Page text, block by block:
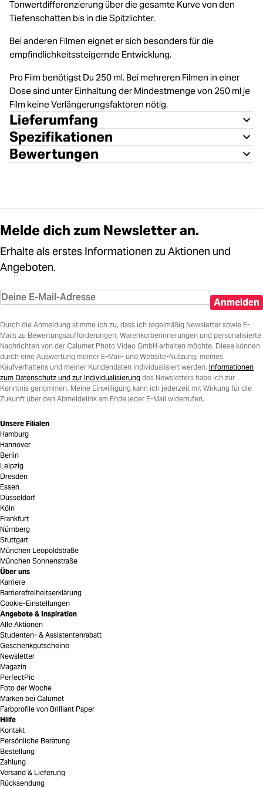
Tonwertdifferenzierung über die gesamte Kurve von den
Tiefenschatten bis in die Spitzlichter.
Bei anderen Filmen eignet er sich besonders für die
empfindlichkeitssteigernde Entwicklung.
Pro Film benötigst Du 250 ml. Bei mehreren Filmen in einer
Dose sind unter Einhaltung der Mindestmenge von 250 ml je
Film keine Verlängerungsfaktoren nötig.
Lieferumfang
Spezifikationen
Bewertungen
Melde dich zum Newsletter an.
Erhalte als erstes Informationen zu Aktionen und
Angeboten.
Anmelden
Durch die Anmeldung stimme ich zu, dass ich regelmäßig Newsletter sowie E-
Mails zu Bewertungsaufforderungen, Warenkorberinnerungen und personalisierte
Nachrichten von der Calumet Photo Video GmbH erhalten möchte. Diese können
durch eine Auswertung meiner E-Mail- und Website-Nutzung, meines
Kaufverhaltens und meiner Kundendaten individualisiert werden. Informationen
zum Datenschutz und zur Individualisierung des Newsletters habe ich zur
Kenntnis genommen. Meine Einwilligung kann ich jederzeit mit Wirkung für die
Zukunft über den Abmeldelink am Ende jeder E-Mail widerrufen.
Unsere Filialen
Hamburg
Hannover
Berlin
Leipzig
Dresden
Essen
Düsseldorf
Köln
Frankfurt
Nürnberg
Stuttgart
München Leopoldstraße
München Sonnenstraße
Über uns
Karriere
Barrierefreiheitserklärung
Cookie-Einstellungen
Angebote & Inspiration
Alle Aktionen
Studenten- & Assistentenrabatt
Geschenkgutscheine
Newsletter
Magazin
PerfectPic
Foto der Woche
Marken bei Calumet
Farbprofile von Brilliant Paper
Hilfe
Kontakt
Persönliche Beratung
Bestellung
Zahlung
Versand & Lieferung
Rücksendung